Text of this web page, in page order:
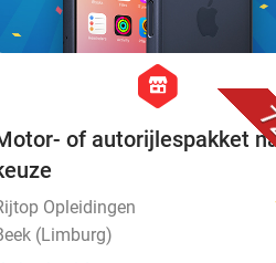
hexagon
store
of autorijlespakket
Opleidingen
(Limburg)